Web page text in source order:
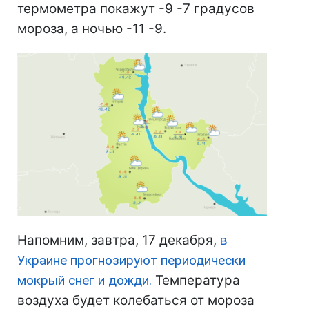
термометра покажут -9 -7 градусов
мороза, а ночью -11 -9.
Напомним, завтра, 17 декабря, в
Украине прогнозируют периодически
мокрый снег и дожди. Температура
воздуха будет колебаться от мороза